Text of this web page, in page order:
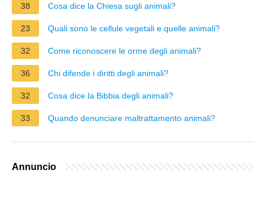
38 Cosa dice la Chiesa sugli animali?
23 Quali sono le cellule vegetali e quelle animali?
32 Come riconoscere le orme degli animali?
36 Chi difende i diritti degli animali?
32 Cosa dice la Bibbia degli animali?
33 Quando denunciare maltrattamento animali?
Annuncio